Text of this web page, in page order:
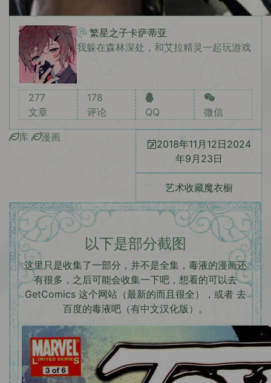
繁星之子卡萨蒂亚
我躲在森林深处，和艾拉精灵一起玩游戏
277
文章
178
评论
QQ 微信
库 漫画
2018年11月12日 2024
年9月23日
艺术收藏魔衣橱
以下是部分截图
这里只是收集了一部分，并不是全集，毒液的漫画还
有很多，之后可能会收集一下吧，想看的可以去
GetComics 这个网站（最新的而且很全），或者 去
百度的毒液吧（有中文汉化版）。